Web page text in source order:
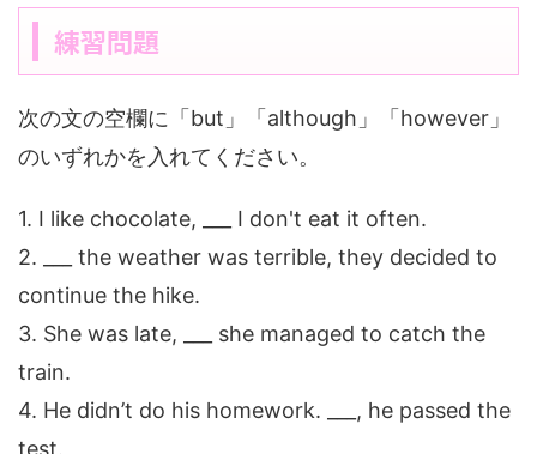
練習問題
次の文の空欄に「but」「although」「however」
のいずれかを入れてください。
1. I like chocolate, ___ I don't eat it often.
2. ___ the weather was terrible, they decided to
continue the hike.
3. She was late, ___ she managed to catch the
train.
4. He didn’t do his homework. ___, he passed the
test.